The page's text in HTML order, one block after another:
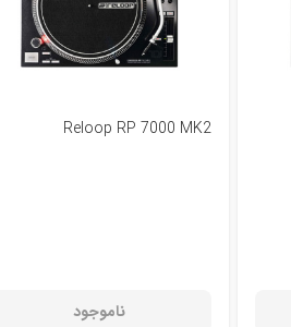
Reloop RP 7000 MK2
ناموجود